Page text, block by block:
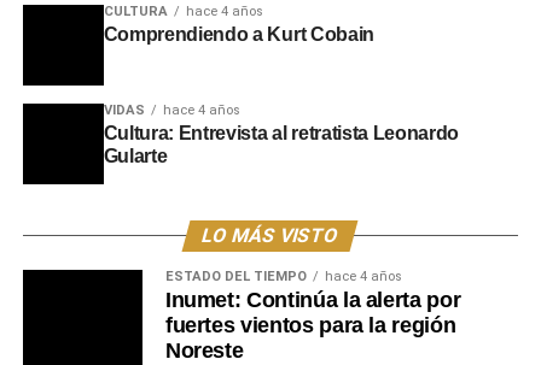
CULTURA hace 4 años
Comprendiendo a Kurt Cobain
VIDAS hace 4 años
Cultura: Entrevista al retratista Leonardo
Gularte
LO MÁS VISTO
ESTADO DEL TIEMPO hace 4 años
Inumet: Continúa la alerta por
fuertes vientos para la región
Noreste